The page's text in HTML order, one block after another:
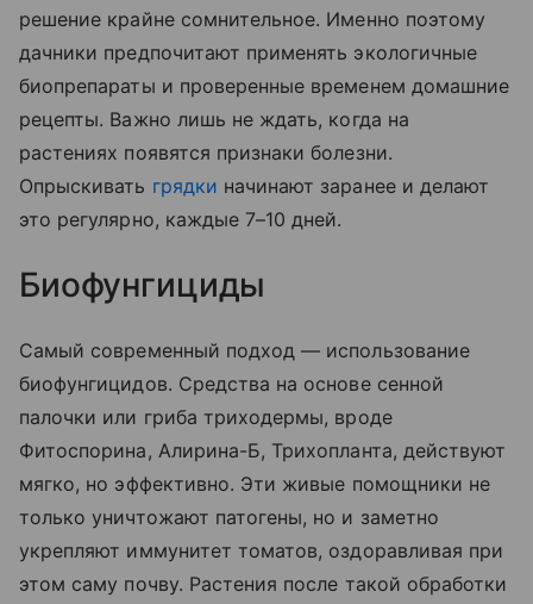
решение крайне сомнительное. Именно поэтому
дачники предпочитают применять экологичные
биопрепараты и проверенные временем домашние
рецепты. Важно лишь не ждать, когда на
растениях появятся признаки болезни.
Опрыскивать грядки начинают заранее и делают
это регулярно, каждые 7–10 дней.
Биофунгициды
Самый современный подход — использование
биофунгицидов. Средства на основе сенной
палочки или гриба триходермы, вроде
Фитоспорина, Алирина-Б, Трихопланта, действуют
мягко, но эффективно. Эти живые помощники не
только уничтожают патогены, но и заметно
укрепляют иммунитет томатов, оздоравливая при
этом саму почву. Растения после такой обработки